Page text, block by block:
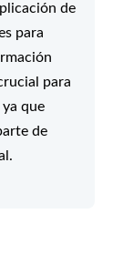
de
para
para
que
de